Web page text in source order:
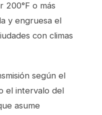
200°F o más
y engruesa el
con climas
según el
el intervalo del
asume